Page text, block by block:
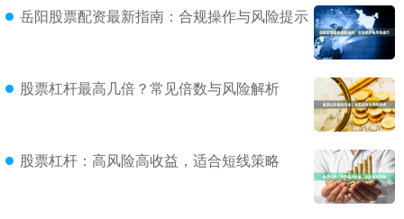
岳阳股票配资最新指南：合规操作与风险提示
股票杠杆最高几倍？常见倍数与风险解析
股票杠杆：高风险高收益，适合短线策略